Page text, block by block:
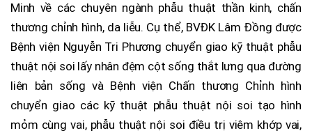
Minh về các chuyên ngành phẫu thuật thần kinh, chấn
thương chỉnh hình, da liễu. Cụ thể, BVĐK Lâm Đồng được
Bệnh viện Nguyễn Tri Phương chuyển giao kỹ thuật phẫu
thuật nội soi lấy nhân đệm cột sống thắt lưng qua đường
liên bản sống và Bệnh viện Chấn thương Chỉnh hình
chuyển giao các kỹ thuật phẫu thuật nội soi tạo hình
mỏm cùng vai, phẫu thuật nội soi điều trị viêm khớp vai,